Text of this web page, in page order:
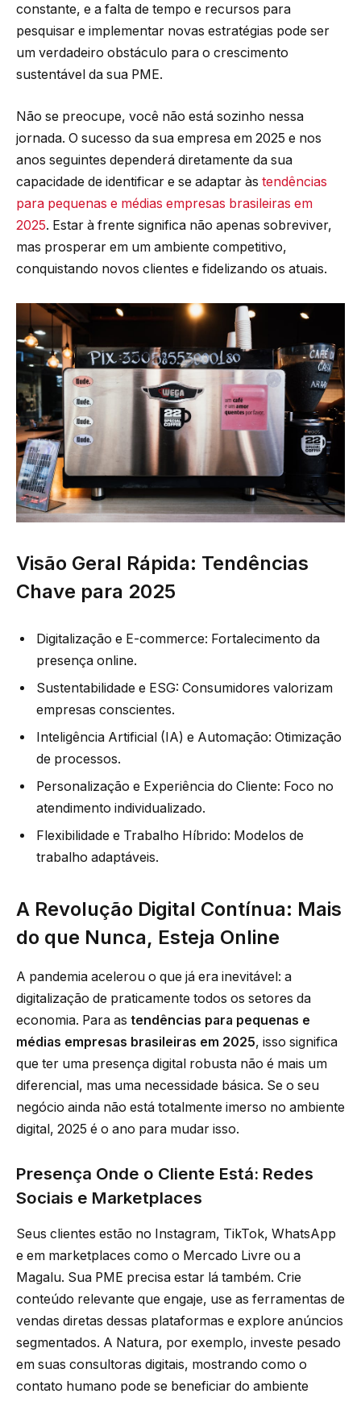
constante, e a falta de tempo e recursos para
pesquisar e implementar novas estratégias pode ser
um verdadeiro obstáculo para o crescimento
sustentável da sua PME.
Não se preocupe, você não está sozinho nessa
jornada. O sucesso da sua empresa em 2025 e nos
anos seguintes dependerá diretamente da sua
capacidade de identificar e se adaptar às tendências
para pequenas e médias empresas brasileiras em
2025. Estar à frente significa não apenas sobreviver,
mas prosperar em um ambiente competitivo,
conquistando novos clientes e fidelizando os atuais.
Visão Geral Rápida: Tendências
Chave para 2025
Digitalização e E-commerce: Fortalecimento da
presença online.
Sustentabilidade e ESG: Consumidores valorizam
empresas conscientes.
Inteligência Artificial (IA) e Automação: Otimização
de processos.
Personalização e Experiência do Cliente: Foco no
atendimento individualizado.
Flexibilidade e Trabalho Híbrido: Modelos de
trabalho adaptáveis.
A Revolução Digital Contínua: Mais
do que Nunca, Esteja Online
A pandemia acelerou o que já era inevitável: a
digitalização de praticamente todos os setores da
economia. Para as tendências para pequenas e
médias empresas brasileiras em 2025, isso significa
que ter uma presença digital robusta não é mais um
diferencial, mas uma necessidade básica. Se o seu
negócio ainda não está totalmente imerso no ambiente
digital, 2025 é o ano para mudar isso.
Presença Onde o Cliente Está: Redes
Sociais e Marketplaces
Seus clientes estão no Instagram, TikTok, WhatsApp
e em marketplaces como o Mercado Livre ou a
Magalu. Sua PME precisa estar lá também. Crie
conteúdo relevante que engaje, use as ferramentas de
vendas diretas dessas plataformas e explore anúncios
segmentados. A Natura, por exemplo, investe pesado
em suas consultoras digitais, mostrando como o
contato humano pode se beneficiar do ambiente